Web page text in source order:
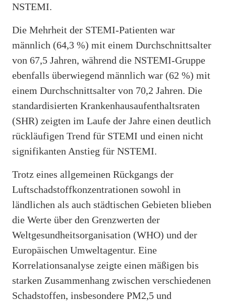
NSTEMI.
Die Mehrheit der STEMI-Patienten war
männlich (64,3 %) mit einem Durchschnittsalter
von 67,5 Jahren, während die NSTEMI-Gruppe
ebenfalls überwiegend männlich war (62 %) mit
einem Durchschnittsalter von 70,2 Jahren. Die
standardisierten Krankenhausaufenthaltsraten
(SHR) zeigten im Laufe der Jahre einen deutlich
rückläufigen Trend für STEMI und einen nicht
signifikanten Anstieg für NSTEMI.
Trotz eines allgemeinen Rückgangs der
Luftschadstoffkonzentrationen sowohl in
ländlichen als auch städtischen Gebieten blieben
die Werte über den Grenzwerten der
Weltgesundheitsorganisation (WHO) und der
Europäischen Umweltagentur. Eine
Korrelationsanalyse zeigte einen mäßigen bis
starken Zusammenhang zwischen verschiedenen
Schadstoffen, insbesondere PM2,5 und